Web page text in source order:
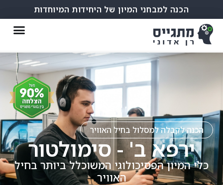
הכנה למבחני המיון של היחידות המיוחדות
הכנה לקבלה למסלול בחיל האוויר
ירפא ב' - סימולטור​
כלי המיון הפסיכולוגי המשוכלל ביותר בחיל
האוויר